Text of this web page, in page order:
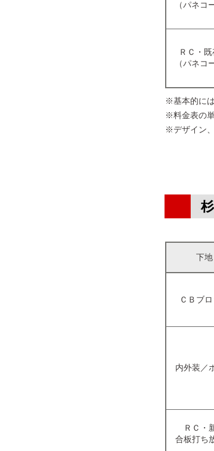
（パネコ
ＲＣ・
（パネコ
※基本的に
※料金表の
※デザイン
下地
ＣＢブ
内外装／
ＲＣ・
合板打ち